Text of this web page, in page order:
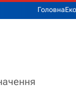
Головна